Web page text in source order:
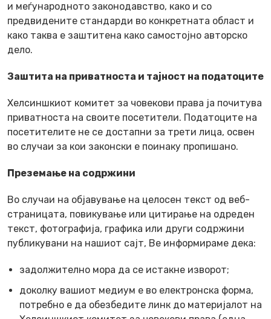
и меѓународното законодавство, како и со
предвидените стандарди во конкретната област и
како таква е заштитена како самостојно авторско
дело.
Заштита на приватноста и тајност на податоците
Хелсиншкиот комитет за човекови права ја почитува
приватноста на своите посетители. Податоците на
посетителите не се достапни за трети лица, освен
во случаи за кои законски е поинаку пропишано.
Преземање на содржини
Во случаи на објавување на целосен текст од веб-
страницата, повикување или цитирање на одреден
текст, фотографија, графика или други содржини
публикувани на нашиот сајт, Ве информираме дека:
задолжително мора да се истакне изворот;
доколку вашиот медиум е во електронска форма,
потребно е да обезбедите линк до материјалот на